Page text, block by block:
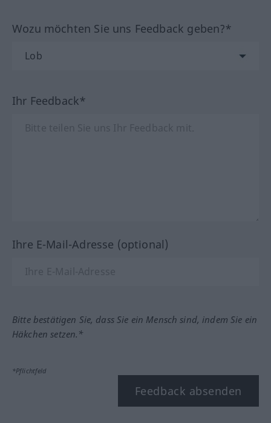
Wozu möchten Sie uns Feedback geben?*
Ihr Feedback*
Ihre E-Mail-Adresse (optional)
Bitte bestätigen Sie, dass Sie ein Mensch sind, indem Sie ein
Häkchen setzen.*
*Pflichtfeld
Feedback absenden